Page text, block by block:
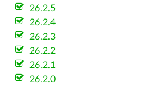
26.2.5
26.2.4
26.2.3
26.2.2
26.2.1
26.2.0